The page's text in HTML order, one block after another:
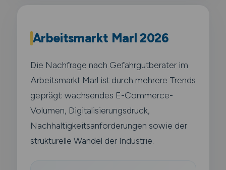
Arbeitsmarkt Marl 2026
Die Nachfrage nach Gefahrgutberater im
Arbeitsmarkt Marl ist durch mehrere Trends
geprägt: wachsendes E-Commerce-
Volumen, Digitalisierungsdruck,
Nachhaltigkeitsanforderungen sowie der
strukturelle Wandel der Industrie.